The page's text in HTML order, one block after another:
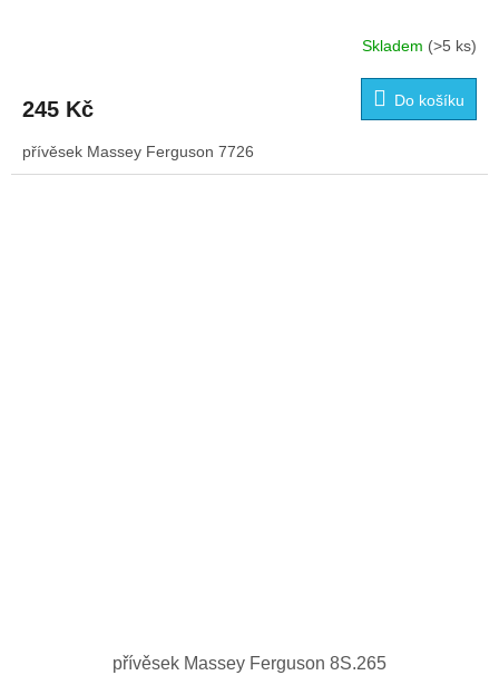
Skladem (>5 ks)
245 Kč Do košíku
přívěsek Massey Ferguson 7726
přívěsek Massey Ferguson 8S.265